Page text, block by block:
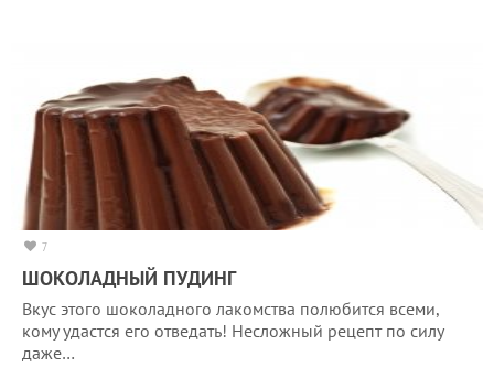
7
ШОКОЛАДНЫЙ ПУДИНГ
Вкус этого шоколадного лакомства полюбится всеми,
кому удастся его отведать! Несложный рецепт по силу
даже…